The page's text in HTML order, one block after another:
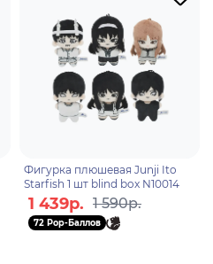
Фигурка плюшевая Junji Ito
Starfish 1 шт blind box N10014
1 439р. 1 590р.
72 Pop-Баллов